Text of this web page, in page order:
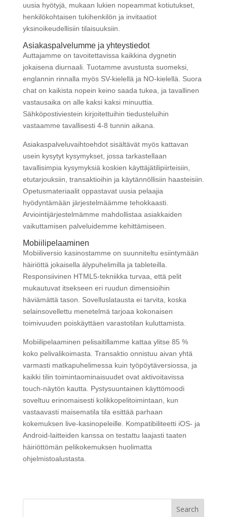
uusia hyötyjä, mukaan lukien nopeammat kotiutukset,
henkilökohtaisen tukihenkilön ja invitaatiot
yksinoikeudellisiin tilaisuuksiin.
Asiakaspalvelumme ja yhteystiedot
Auttajamme on tavoitettavissa kaikkina dygnetin
jokaisena diurnaali. Tuotamme avustusta suomeksi,
englannin rinnalla myös SV-kielellä ja NO-kielellä. Suora
chat on kaikista nopein keino saada tukea, ja tavallinen
vastausaika on alle kaksi kaksi minuuttia.
Sähköpostiviestein kirjoitettuihin tiedusteluihin
vastaamme tavallisesti 4-8 tunnin aikana.
Asiakaspalveluvaihtoehdot sisältävät myös kattavan
usein kysytyt kysymykset, jossa tarkastellaan
tavallisimpia kysymyksiä koskien käyttäjätilipiirteisiin,
etutarjouksiin, transaktioihin ja käytännöllisiin haasteisiin.
Opetusmateriaalit oppastavat uusia pelaajia
hyödyntämään järjestelmäämme tehokkaasti.
Arviointijärjestelmämme mahdollistaa asiakkaiden
vaikuttamisen palveluidemme kehittämiseen.
Mobiilipelaaminen
Mobiiliversio kasinostamme on suunniteltu esiintymään
häiriöttä jokaisella älypuhelimilla ja tableteilla.
Responsiivinen HTML5-tekniikka turvaa, että pelit
mukautuvat itsekseen eri ruudun dimensioihin
häviämättä tason. Sovelluslatausta ei tarvita, koska
selainsovellettu menetelmä tarjoaa kokonaisen
toimivuuden poiskäyttäen varastotilan kuluttamista.
Mobiilipelaaminen pelisaitillamme kattaa ylitse 85 %
koko pelivalikoimasta. Transaktio onnistuu aivan yhtä
varmasti matkapuhelimessa kuin työpöytäversiossa, ja
kaikki tilin toimintaominaisuudet ovat aktivoitavissa
touch-näytön kautta. Pystysuuntainen käyttömoodi
soveltuu erinomaisesti kolikkopelitoimintaan, kun
vastaavasti maisematila tila esittää parhaan
kokemuksen live-kasinopeleille. Kompatibiliteetti iOS- ja
Android-laitteiden kanssa on testattu laajasti taaten
häiriöttömän pelikokemuksen huolimatta
ohjelmistoalustasta.